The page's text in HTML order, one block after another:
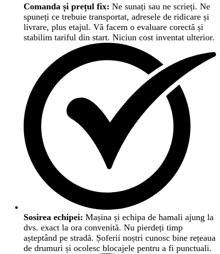
Comanda și prețul fix: Ne sunați sau ne scrieți. Ne
spuneți ce trebuie transportat, adresele de ridicare și
livrare, plus etajul. Vă facem o evaluare corectă și
stabilim tariful din start. Niciun cost inventat ulterior.
Sosirea echipei: Mașina și echipa de hamali ajung la
dvs. exact la ora convenită. Nu pierdeți timp
așteptând pe stradă. Șoferii noștri cunosc bine rețeaua
de drumuri și ocolesc blocajele pentru a fi punctuali.